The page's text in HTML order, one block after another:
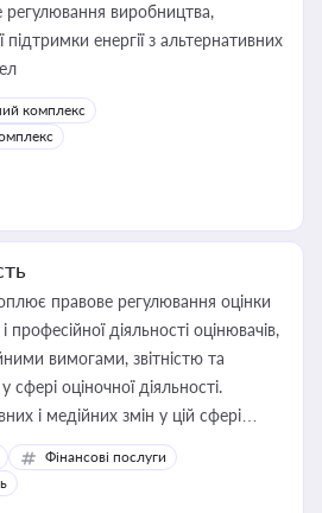
регулювання виробництва,
енергії з альтернативних
комплекс
правове регулювання оцінки
діяльності оцінювачів,
вимогами, звітністю та
оціночної діяльності.
і медійних змін у цій сфері
керівника, юриста або
приватизації, оренди
угод і перевірки
Фінансові послуги